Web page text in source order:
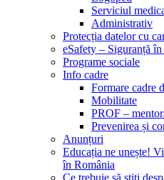
Serviciul
Administrativ
Protecția datelor cu
eSafety – Siguranță
Programe sociale
Info cadre
Formare cadre
Mobilitate
PROF –
Prevenirea și
Anunțuri
Educația ne unește!
în România
Ce trebuie să știți